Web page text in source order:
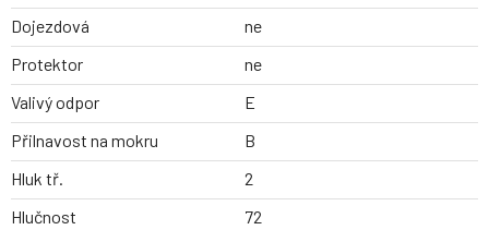
Dojezdová
ne
Protektor
ne
Valivý odpor
E
Přilnavost na mokru
B
Hluk tř.
2
Hlučnost
72